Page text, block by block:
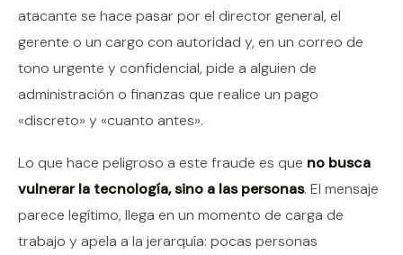
atacante se hace pasar por el director general, el
gerente o un cargo con autoridad y, en un correo de
tono urgente y confidencial, pide a alguien de
administración o finanzas que realice un pago
«discreto» y «cuanto antes».
Lo que hace peligroso a este fraude es que no busca
vulnerar la tecnología, sino a las personas. El mensaje
parece legítimo, llega en un momento de carga de
trabajo y apela a la jerarquía: pocas personas